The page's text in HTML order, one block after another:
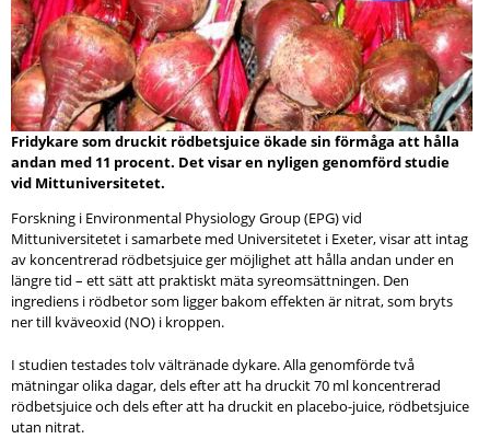
Sök
Fridykare som druckit rödbetsjuice ökade sin förmåga att hålla
andan med 11 procent. Det visar en nyligen genomförd studie
vid Mittuniversitetet.
Forskning i Environmental Physiology Group (EPG) vid
Mittuniversitetet i samarbete med Universitetet i Exeter, visar att intag
av koncentrerad rödbetsjuice ger möjlighet att hålla andan under en
längre tid – ett sätt att praktiskt mäta syreomsättningen. Den
ingrediens i rödbetor som ligger bakom effekten är nitrat, som bryts
ner till kväveoxid (NO) i kroppen.
I studien testades tolv vältränade dykare. Alla genomförde två
mätningar olika dagar, dels efter att ha druckit 70 ml koncentrerad
rödbetsjuice och dels efter att ha druckit en placebo-juice, rödbetsjuice
utan nitrat.